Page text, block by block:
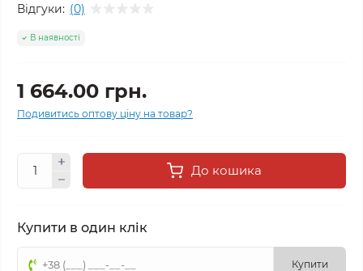
Відгуки: (0)
В наявності
1 664.00 грн.
Подивитись оптову ціну на товар?
До кошика
Купити в один клік
Купити